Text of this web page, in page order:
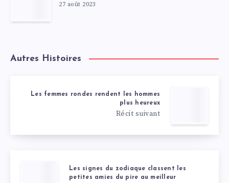
27 août 2023
Autres Histoires
Les femmes rondes rendent les hommes
plus heureux
Récit suivant
Les signes du zodiaque classent les
petites amies du pire au meilleur